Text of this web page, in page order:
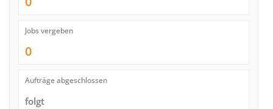
Jobs vergeben
0
Aufträge abgeschlossen
folgt